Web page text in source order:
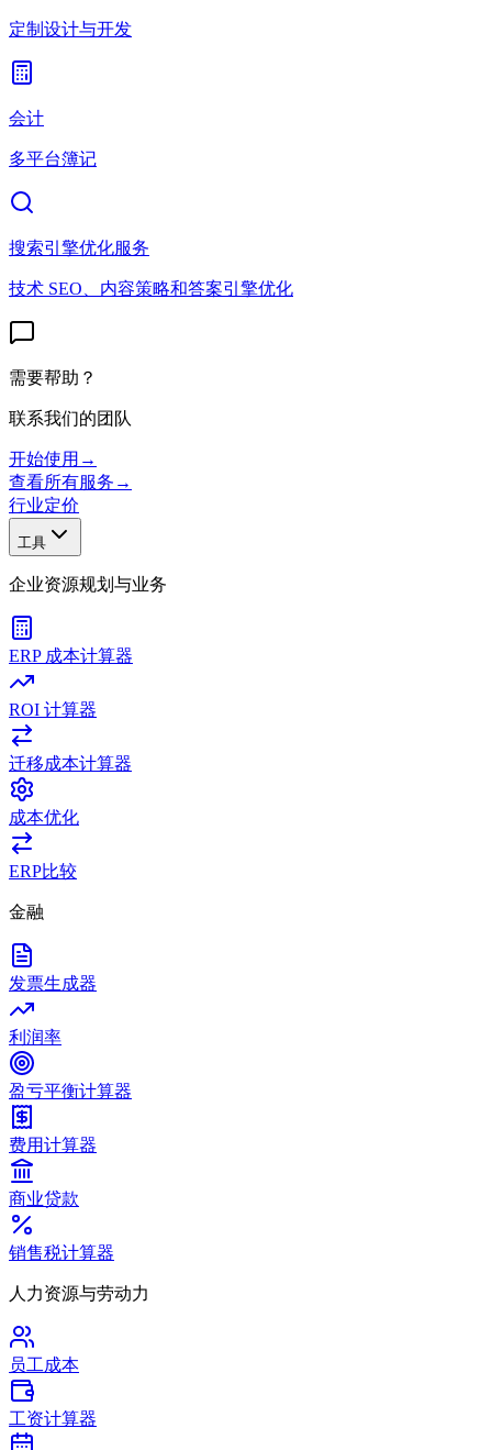
定制设计与开发
会计
多平台簿记
搜索引擎优化服务
技术 SEO、内容策略和答案引擎优化
需要帮助？
联系我们的团队
开始使用 →
查看所有服务 →
行业定价
工具
企业资源规划与业务
ERP 成本计算器
ROI 计算器
迁移成本计算器
成本优化
ERP比较
金融
发票生成器
利润率
盈亏平衡计算器
费用计算器
商业贷款
销售税计算器
人力资源与劳动力
员工成本
工资计算器